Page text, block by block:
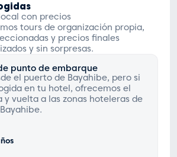
con precios
tours de organización propia,
y precios finales
y sin sorpresas.
punto de embarque
el puerto de Bayahibe, pero si
en tu hotel, ofrecemos el
y vuelta a las zonas hoteleras de